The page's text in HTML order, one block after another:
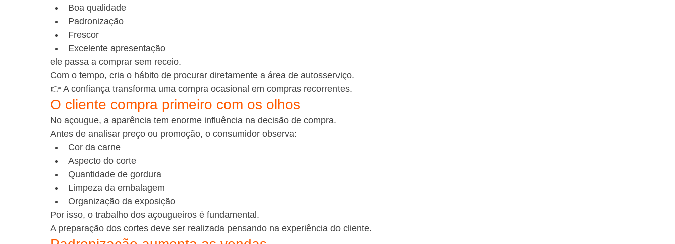
Boa qualidade
Padronização
Frescor
Excelente apresentação
ele passa a comprar sem receio.
Com o tempo, cria o hábito de procurar diretamente a área de autosserviço.
👉 A confiança transforma uma compra ocasional em compras recorrentes.
O cliente compra primeiro com os olhos
No açougue, a aparência tem enorme influência na decisão de compra.
Antes de analisar preço ou promoção, o consumidor observa:
Cor da carne
Aspecto do corte
Quantidade de gordura
Limpeza da embalagem
Organização da exposição
Por isso, o trabalho dos açougueiros é fundamental.
A preparação dos cortes deve ser realizada pensando na experiência do cliente.